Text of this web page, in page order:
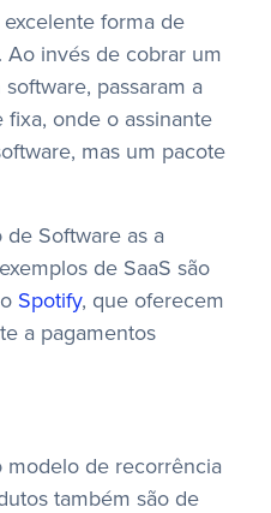
forma de
invés de cobrar um
passaram a
onde o assinante
mas um pacote
Software as a
de SaaS são
Spotify, que oferecem
a pagamentos
modelo de recorrência
também são de